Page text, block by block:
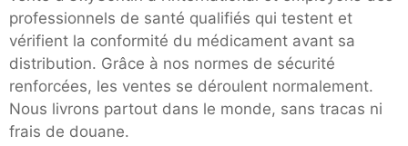
professionnels de santé qualifiés qui testent et
vérifient la conformité du médicament avant sa
distribution. Grâce à nos normes de sécurité
renforcées, les ventes se déroulent normalement.
Nous livrons partout dans le monde, sans tracas ni
frais de douane.